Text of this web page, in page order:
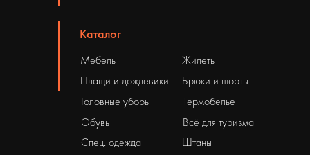
Жилеты
Каталог
Плащи и дождевики
Головные уборы
Обувь
Штаны
Мебель
Брюки и шорты
Термобелье
Всё для туризма
Спец. одежда